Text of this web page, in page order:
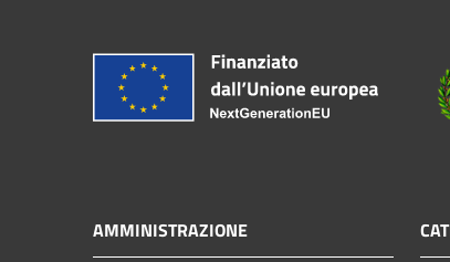
AMMINISTRAZIONE